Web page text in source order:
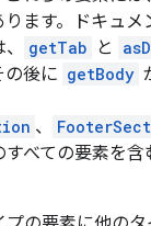
ります。ドキュ
getTab と
の後に getBody
、
すべての要素を